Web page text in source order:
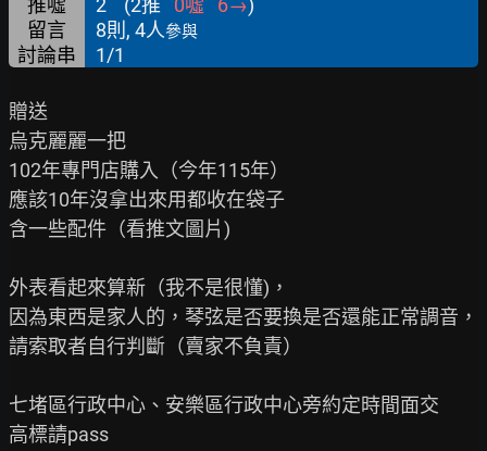
推噓 2 (2推 0噓 6→)
留言
8則, 4人參與
討論串 1/1
贈送
烏克麗麗一把
102年專門店購入（今年115年）
應該10年沒拿出來用都收在袋子
含一些配件（看推文圖片)
外表看起來算新（我不是很懂)，
因為東西是家人的，琴弦是否要換是否還能正常調音，
請索取者自行判斷（賣家不負責）
七堵區行政中心、安樂區行政中心旁約定時間面交
高標請pass